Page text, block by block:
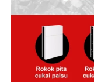
‎”Saat ini
dan
ujarnya.
‎Salah seorang